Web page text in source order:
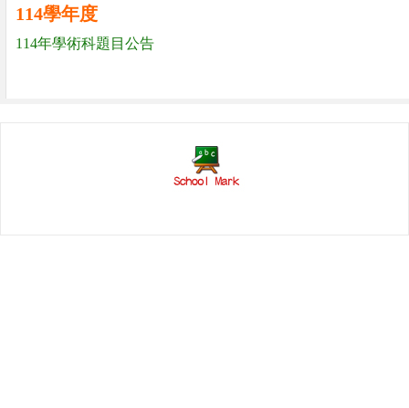
114學年度
114年學術科題目公告